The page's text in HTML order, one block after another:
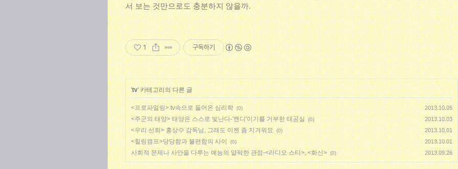
서 보는 것만으로도 충분하지 않을까.
1 구독하기
'tv' 카테고리의 다른 글
<프로파일링> tv속으로 들어온 심리학 (0) 2013.10.05
<주군의 태양> 태양은 스스로 빛난다-'캔디'이기를 거부한 태공실 (0) 2013.10.03
<우리 선희> 홍상수 감독님, 그래도 이젠 좀 지겨워요 (0) 2013.10.01
<힐링캠프>당당함과 불편함의 사이 (0) 2013.10.01
사회적 문제나 사안을 다루는 예능의 얄팍한 관점-<라디오 스타>, <화신> (0) 2013.09.26